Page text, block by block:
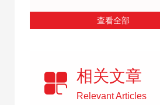
查看全部
相关文章
Relevant Articles